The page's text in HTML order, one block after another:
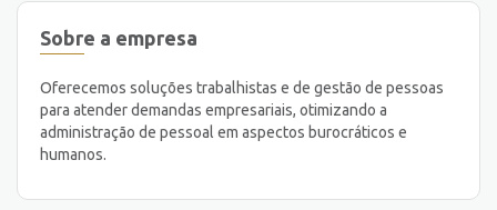
Sobre a empresa
Oferecemos soluções trabalhistas e de gestão de pessoas
para atender demandas empresariais, otimizando a
administração de pessoal em aspectos burocráticos e
humanos.